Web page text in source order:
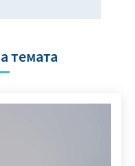
темата